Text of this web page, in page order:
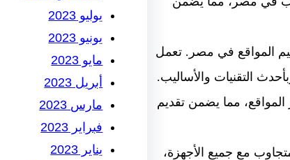
المواقع في مصر. تعمل
التقنيات والأساليب.
مما يضمن تقديم
مع جميع الأجهزة،
يوليو 2023
يونيو 2023
مايو 2023
أبريل 2023
مارس 2023
فبراير 2023
يناير 2023